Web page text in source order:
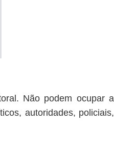
Não podem ocupar a
autoridades, policiais,